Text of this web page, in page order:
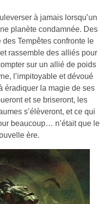
à jamais lorsqu’un
planète condamnée. Des
Tempêtes confronte le
rassemble des alliés pour
sur un allié de poids
l’impitoyable et dévoué
éradiquer la magie de ses
et se briseront, les
s’élèveront, et ce qui
beaucoup… n’était que le
ère.